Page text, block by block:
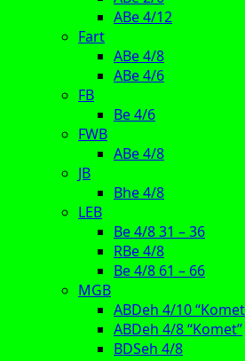
ABe 4/12
Fart
ABe 4/8
ABe 4/6
FB
Be 4/6
FWB
ABe 4/8
JB
Bhe 4/8
LEB
Be 4/8 31 – 36
RBe 4/8
Be 4/8 61 – 66
MGB
ABDeh 4/10
ABDeh 4/8 “Komet”
BDSeh 4/8